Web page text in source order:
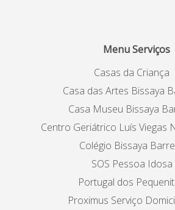
Menu Serviços
Casas da Criança
Casa das Artes Bissaya
Casa Museu Bissaya
Centro Geriátrico Luís Viegas
Colégio Bissaya
SOS Pessoa Idosa
Portugal dos
Proximus Serviço